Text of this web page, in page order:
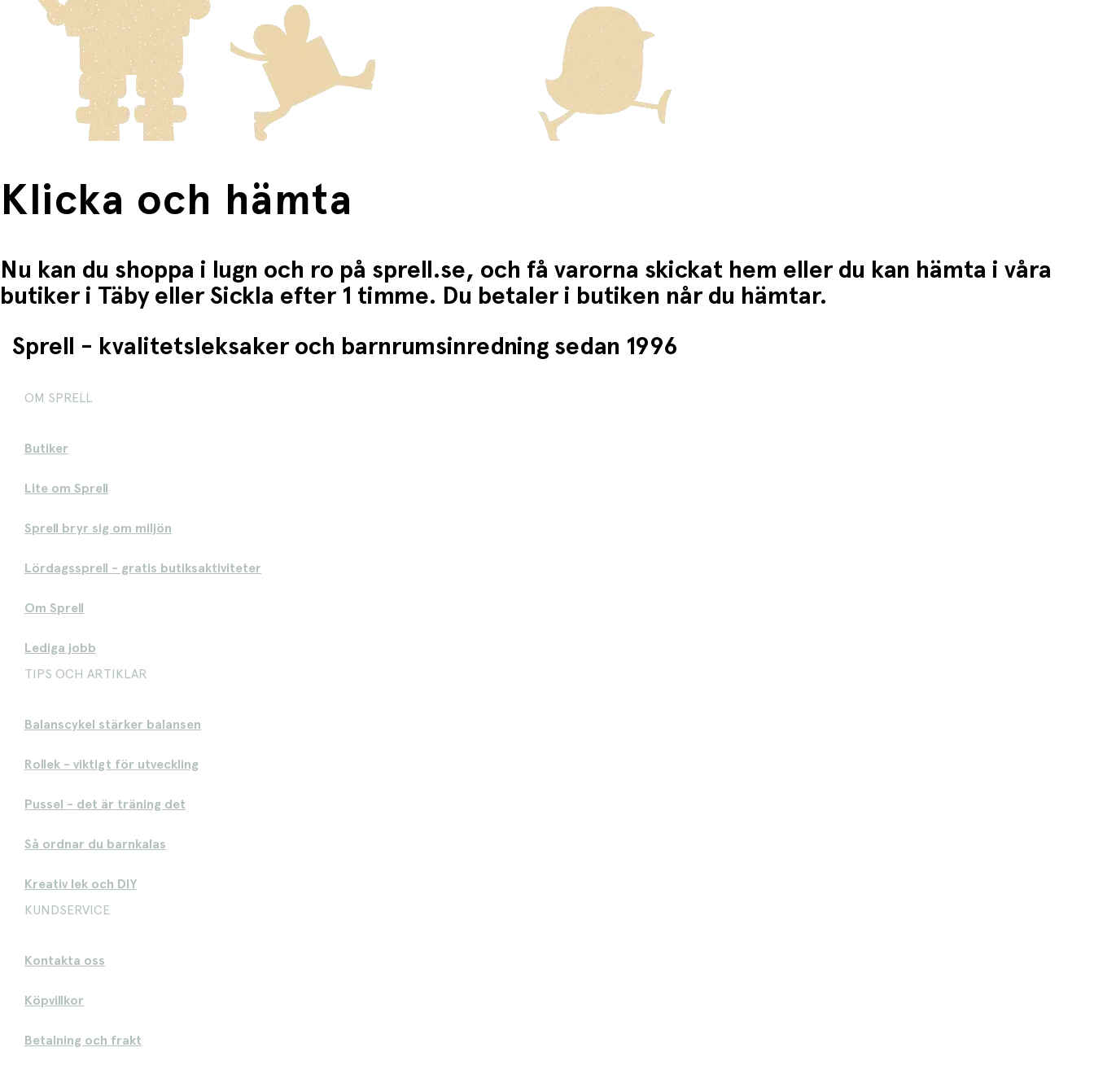
Fri frakt när du handlar för mer än 1500:-
Klicka och hämta
Nu kan du shoppa i lugn och ro på sprell.se, och få varorna skickat hem eller du kan hämta i våra
butiker i Täby eller Sickla efter 1 timme. Du betaler i butiken når du hämtar.
Sprell - kvalitetsleksaker och barnrumsinredning sedan 1996
OM SPRELL
Butiker
Lite om Sprell
Sprell bryr sig om miljön
Lördagssprell - gratis butiksaktiviteter
Om Sprell
Lediga jobb
TIPS OCH ARTIKLAR
Balanscykel stärker balansen
Rollek - viktigt för utveckling
Pussel - det är träning det
Så ordnar du barnkalas
Kreativ lek och DIY
KUNDSERVICE
Kontakta oss
Köpvillkor
Betalning och frakt